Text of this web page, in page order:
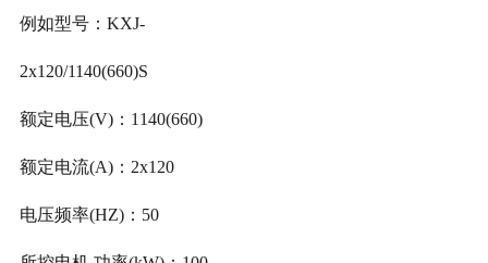
例如型号： KXJ-
2x120/1140(660)S
额定电压(V)： 1140(660)
额定电流(A)： 2x120
电压频率(HZ)： 50